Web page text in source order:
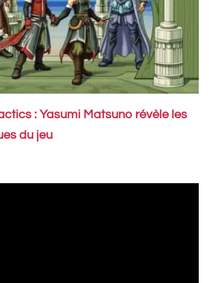
: Yasumi Matsuno révèle les
du jeu